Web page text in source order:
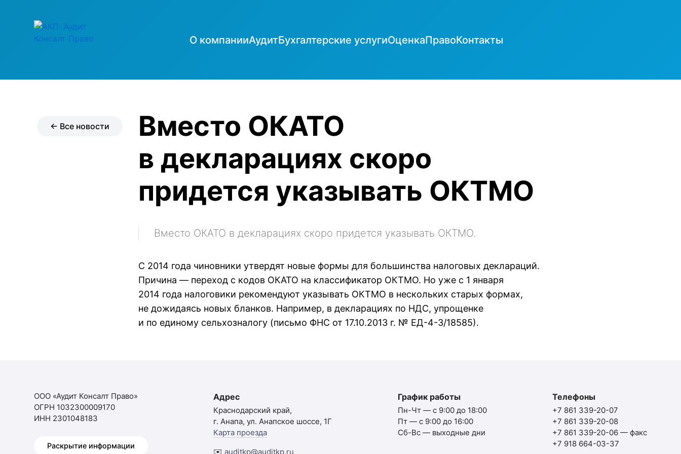
О компанииАудитБухгалтерские услугиОценкаПравоКонтакты
← Все новости
Вместо ОКАТО
в декларациях скоро
придется указывать ОКТМО
Вместо ОКАТО в декларациях скоро придется указывать ОКТМО.
С 2014 года чиновники утвердят новые формы для большинства налоговых деклараций.
Причина — переход с кодов ОКАТО на классификатор ОКТМО. Но уже с 1 января
2014 года налоговики рекомендуют указывать ОКТМО в нескольких старых формах,
не дожидаясь новых бланков. Например, в декларациях по НДС, упрощенке
и по единому сельхозналогу (письмо ФНС от 17.10.2013 г. № ЕД-4-3/18585).
ООО «Аудит Консалт Право»
ОГРН 1032300009170
ИНН 2301048183
Раскрытие информации
Адрес
Краснодарский край,
г. Анапа, ул. Анапское шоссе, 1Г
Карта проезда
✉️auditkp@auditkp.ru
График работы
Пн-Чт — с 9:00 до 18:00
Пт — с 9:00 до 16:00
Сб-Вс — выходные дни
Телефоны
+7 861 339-20-07
+7 861 339-20-08
+7 861 339-20-06— факс
+7 918 664-03-37